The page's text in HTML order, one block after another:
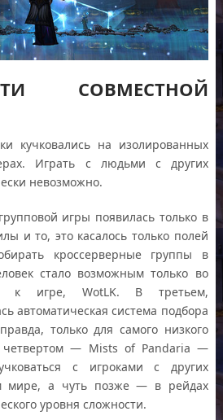
СОВМЕСТНОЙ
кучковались на изолированных
Играть с людьми с других
невозможно.
игры появилась только в
и то, это касалось только полей
кроссерверные группы в
стало возможным только во
к игре, WotLK. В третьем,
автоматическая система подбора
только для самого низкого
четвертом — Mists of Pandaria —
с игроками с других
мире, а чуть позже — в рейдах
уровня сложности.